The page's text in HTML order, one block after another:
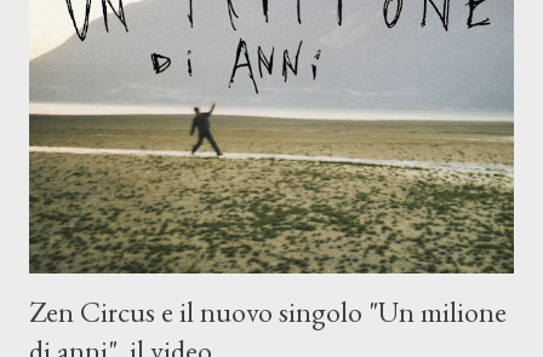
musicale, con " Che ora è" , raccontando la separazione dalla
moglie, del senso di sconfitta e del caldo afoso che opprime,
giusta condizione di sopraffazione: "Non so che ora è, che giorno
è, di questa estate che...". E' raro fare uscire come singolo una
cover, ma...
Zen Circus e il nuovo singolo "Un milione